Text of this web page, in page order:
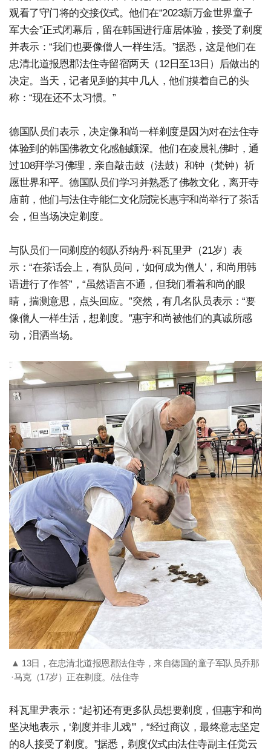
观看了守门将的交接仪式。他们在“2023新万金世界童子
军大会”正式闭幕后，留在韩国进行庙居体验，接受了剃度
并表示：“我们也要像僧人一样生活。”据悉，这是他们在
忠清北道报恩郡法住寺留宿两天（12日至13日）后做出的
决定。当天，记者见到的其中几人，他们摸着自己的头
称：“现在还不太习惯。”
德国队员们表示，决定像和尚一样剃度是因为对在法住寺
体验到的韩国佛教文化感触颇深。他们在凌晨礼佛时，通
过108拜学习佛理，亲自敲击鼓（法鼓）和钟（梵钟）祈
愿世界和平。德国队员们学习并熟悉了佛教文化，离开寺
庙前，他们与法住寺能仁文化院院长惠宇和尚举行了茶话
会，但当场决定剃度。
与队员们一同剃度的领队乔纳丹·科瓦里尹（21岁）表
示：“在茶话会上，有队员问，‘如何成为僧人’，和尚用韩
语进行了作答”，“虽然语言不通，但我们看着和尚的眼
睛，揣测意思，点头回应。”突然，有几名队员表示：“要
像僧人一样生活，想剃度。”惠宇和尚被他们的真诚所感
动，泪洒当场。
▲ 13日，在忠清北道报恩郡法住寺，来自德国的童子军队员乔那
·马克（17岁）正在剃度。/法住寺
科瓦里尹表示：“起初还有更多队员想要剃度，但惠宇和尚
坚决地表示，‘剃度并非儿戏’”，“经过商议，最终意志坚定
的8人接受了剃度。”据悉，剃度仪式由法住寺副主任觉云